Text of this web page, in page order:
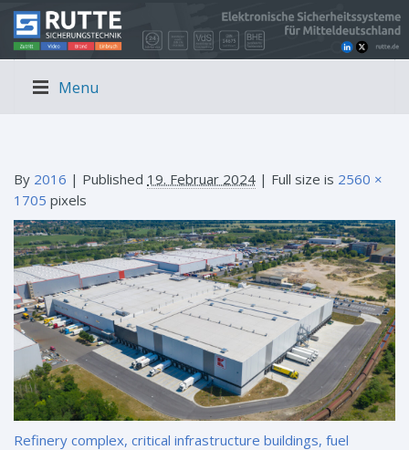
Menu
By 2016 | Published 19. Februar 2024 | Full size is 2560 ×
1705 pixels
Refinery complex, critical infrastructure buildings, fuel